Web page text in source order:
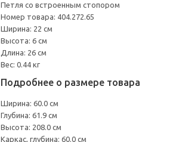
Петля со встроенным стопором
Номер товара: 404.272.65
Ширина: 22 см
Высота: 6 см
Длина: 26 см
Вес: 0.44 кг
Подробнее о размере товара
Ширина: 60.0 см
Глубина: 61.9 см
Высота: 208.0 см
Каркас, глубина: 60.0 см